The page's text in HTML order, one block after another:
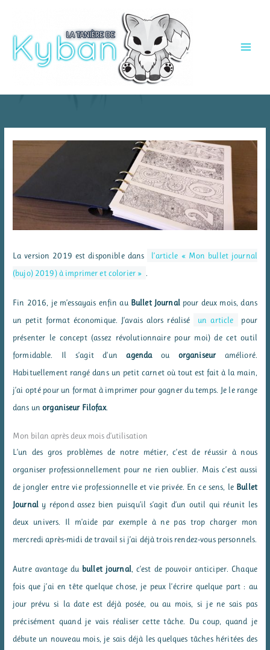
contenu
La version 2019 est disponible dans
l’article « Mon bullet journal
(bujo) 2019) à imprimer et colorier »
Fin 2016, je m’essayais enfin au Bullet Journalpour deux mois, dans
un petit format économique. J’avais alors réalisé
un article
pour
présenter le concept (assez révolutionnaire pour moi) de cet outil
formidable. Il s’agit d’unagendaou organiseuramélioré.
Habituellement rangé dans un petit carnet où tout est fait à la main,
j’ai opté pour un format à imprimer pour gagner du temps. Je le range
dans unorganiseur Filofax.
Mon bilan après deux mois d’utilisation
L’un des gros problèmes de notre métier, c’est de réussir à nous
organiser professionnellement pour ne rien oublier. Mais c’est aussi
de jongler entre vie professionnelle et vie privée. En ce sens, le Bullet
Journal y répond assez bien puisqu’il s’agit d’un outil qui réunit les
deux univers. Il m’aide par exemple à ne pas trop charger mon
mercredi après-midi de travail si j’ai déjà trois rendez-vous personnels.
Autre avantage du bullet journal, c’est de pouvoir anticiper. Chaque
fois que j’ai en tête quelque chose, je peux l’écrire quelque part : au
jour prévu si la date est déjà posée, ou au mois, si je ne sais pas
précisément quand je vais réaliser cette tâche. Du coup, quand je
débute un nouveau mois, je sais déjà les quelques tâches héritées des